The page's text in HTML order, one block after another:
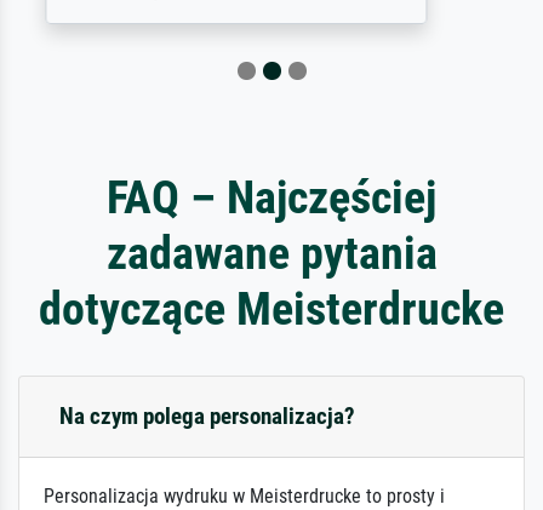
FAQ – Najczęściej
zadawane pytania
dotyczące Meisterdrucke
Na czym polega personalizacja?
Personalizacja wydruku w Meisterdrucke to prosty i